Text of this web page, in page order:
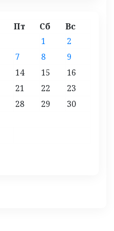
Пт Сб Вс
1
2
7 8
9
14 15
16
21 22
23
28 29
30